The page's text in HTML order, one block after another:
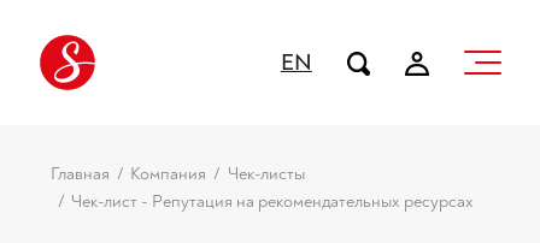
EN
Главная Компания
Чек-листы
Чек-лист - Репутация на рекомендательных ресурсах